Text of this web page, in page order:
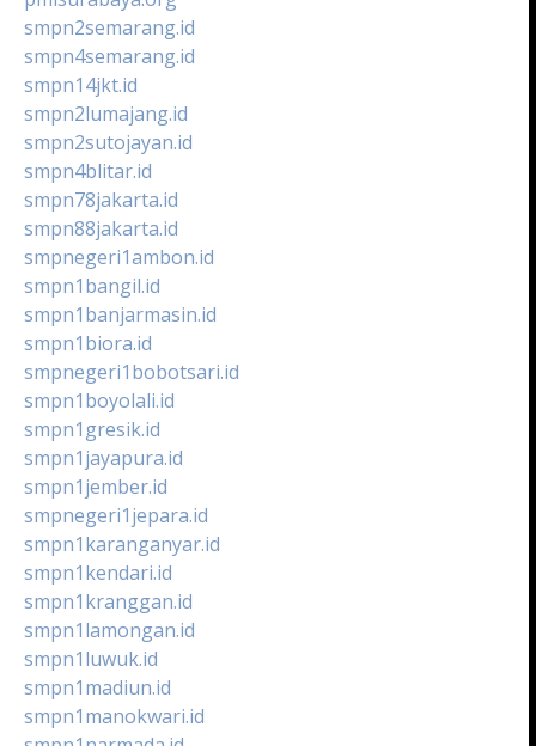
smpn2semarang.id
smpn4semarang.id
smpn14jkt.id
smpn2lumajang.id
smpn2sutojayan.id
smpn4blitar.id
smpn78jakarta.id
smpn88jakarta.id
smpnegeri1ambon.id
smpn1bangil.id
smpn1banjarmasin.id
smpn1biora.id
smpnegeri1bobotsari.id
smpn1boyolali.id
smpn1gresik.id
smpn1jayapura.id
smpn1jember.id
smpnegeri1jepara.id
smpn1karanganyar.id
smpn1kendari.id
smpn1kranggan.id
smpn1lamongan.id
smpn1luwuk.id
smpn1madiun.id
smpn1manokwari.id